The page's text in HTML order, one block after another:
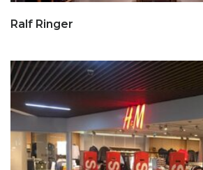
Ralf Ringer